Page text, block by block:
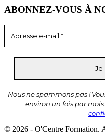
ABONNEZ-VOUS À
Nous ne spammons pas !
environ un fois par
© 2026 - O'Centre Formation.